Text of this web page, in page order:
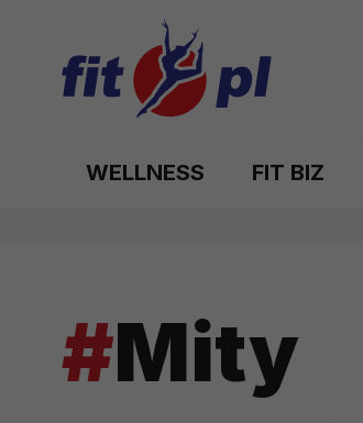
WELLNESS FIT BIZ
#Mity